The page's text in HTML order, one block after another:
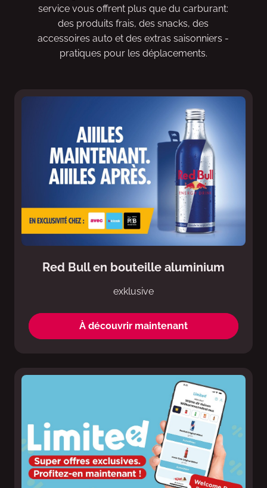
service vous offrent plus que du carburant:
des produits frais, des snacks, des
accessoires auto et des extras saisonniers -
pratiques pour les déplacements.
Red Bull en bouteille aluminium
exklusive
À découvrir maintenant